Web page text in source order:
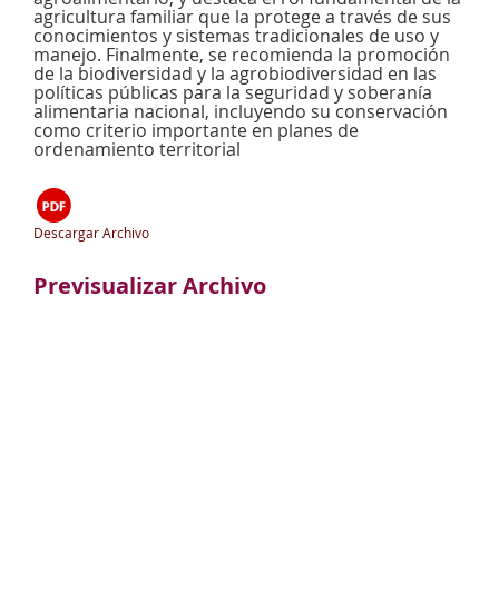
agricultura familiar que la protege a través de sus
conocimientos y sistemas tradicionales de uso y
manejo. Finalmente, se recomienda la promoción
de la biodiversidad y la agrobiodiversidad en las
políticas públicas para la seguridad y soberanía
alimentaria nacional, incluyendo su conservación
como criterio importante en planes de
ordenamiento territorial
Descargar Archivo
Previsualizar Archivo